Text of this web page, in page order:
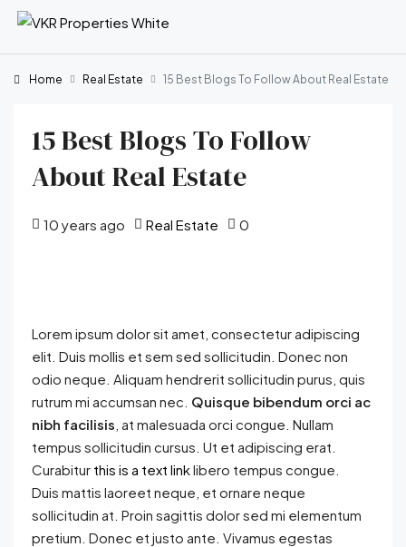
Home Real Estate 15 Best Blogs To Follow About Real Estate
15 Best Blogs To Follow
About Real Estate
10 years ago Real Estate 0
Lorem ipsum dolor sit amet, consectetur adipiscing
elit. Duis mollis et sem sed sollicitudin. Donec non
odio neque. Aliquam hendrerit sollicitudin purus, quis
rutrum mi accumsan nec. Quisque bibendum orci ac
nibh facilisis , at malesuada orci congue. Nullam
tempus sollicitudin cursus. Ut et adipiscing erat.
Curabitur this is a text linklibero tempus congue.
Duis mattis laoreet neque, et ornare neque
sollicitudin at. Proin sagittis dolor sed mi elementum
pretium. Donec et justo ante. Vivamus egestas